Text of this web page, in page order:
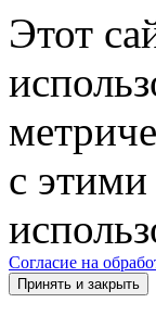
Этот
с
Согласие на
Принять и закрыть